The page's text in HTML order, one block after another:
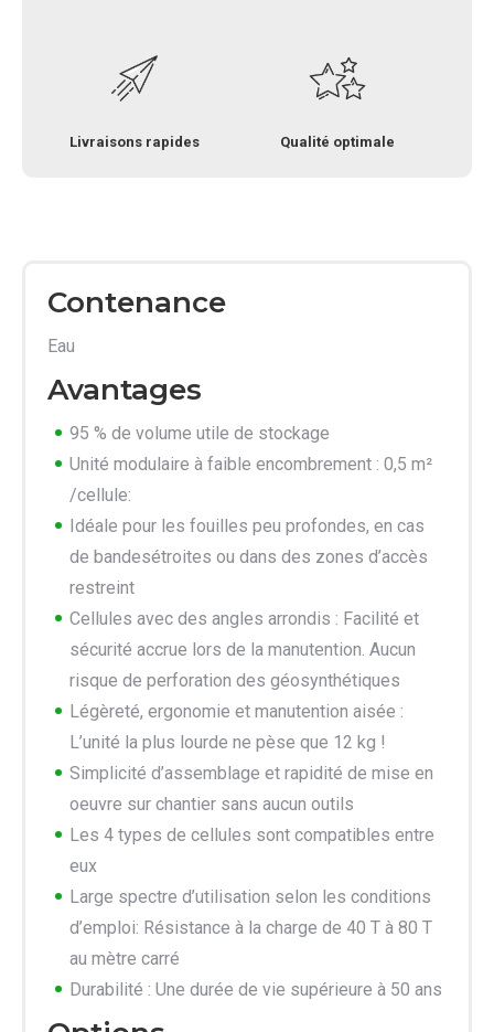
Livraisons rapides Qualité optimale
Contenance
Eau
Avantages
95 % de volume utile de stockage
Unité modulaire à faible encombrement : 0,5 m²
/cellule:
Idéale pour les fouilles peu profondes, en cas
de bandesétroites ou dans des zones d’accès
restreint
Cellules avec des angles arrondis : Facilité et
sécurité accrue lors de la manutention. Aucun
risque de perforation des géosynthétiques
Légèreté, ergonomie et manutention aisée :
L’unité la plus lourde ne pèse que 12 kg !
Simplicité d’assemblage et rapidité de mise en
oeuvre sur chantier sans aucun outils
Les 4 types de cellules sont compatibles entre
eux
Large spectre d’utilisation selon les conditions
d’emploi: Résistance à la charge de 40 T à 80 T
au mètre carré
Durabilité : Une durée de vie supérieure à 50 ans